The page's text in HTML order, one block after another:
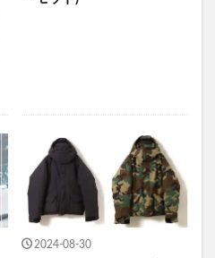
2024-08-30